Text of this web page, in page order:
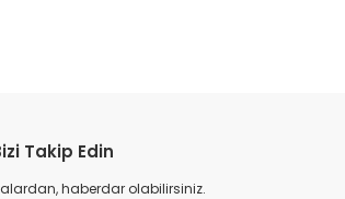
Takip Edin
haberdar olabilirsiniz.